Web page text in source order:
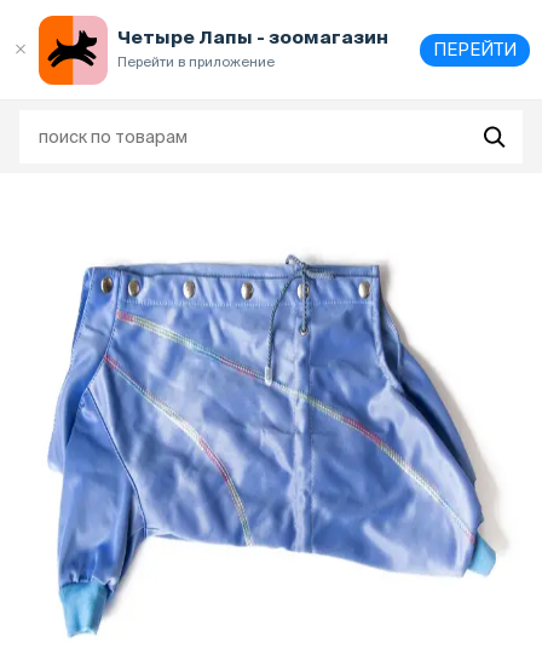
Четыре Лапы - зоомагазин
Перейти в приложение
ПЕРЕЙТИ